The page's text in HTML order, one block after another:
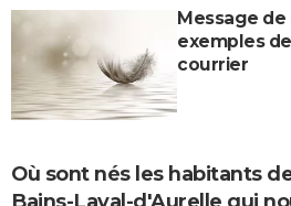
Message de
exemples
courrier
Où sont nés les habitants
Bains-Laval-d'Aurelle qui